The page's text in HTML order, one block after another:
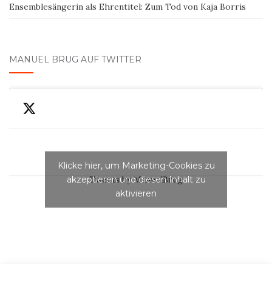
Ensemblesängerin als Ehrentitel: Zum Tod von Kaja Borris
MANUEL BRUG AUF TWITTER
Tweets by ManuelBrug
Klicke hier, um Marketing-Cookies zu
akzeptieren und diesen Inhalt zu
aktivieren